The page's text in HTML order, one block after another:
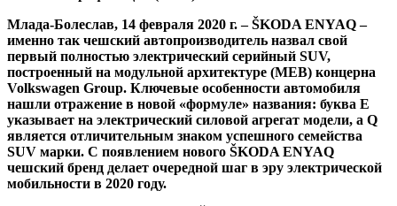
именно так чешский автопроизводитель назвал свой
первый полностью электрический серийный SUV,
построенный на модульной архитектуре (MEB) концерна
Volkswagen Group. Ключевые особенности автомобиля
нашли отражение в новой «формуле» названия: буква E
указывает на электрический силовой агрегат модели, а Q
является отличительным знаком успешного семейства
SUV марки. С появлением нового ŠKODA ENYAQ
чешский бренд делает очередной шаг в эру электрической
мобильности в 2020 году.